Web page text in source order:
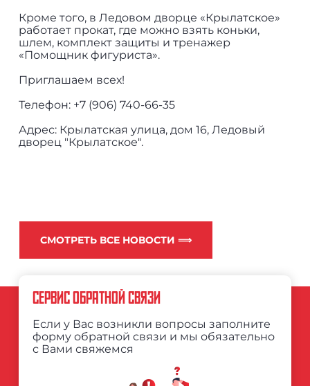
Кроме того, в Ледовом дворце «Крылатское»
работает прокат, где можно взять коньки,
шлем, комплект защиты и тренажер
«Помощник фигуриста».
Приглашаем всех!
Телефон: +7 (906) 740-66-35
Адрес: Крылатская улица, дом 16, Ледовый
дворец "Крылатское".
СМОТРЕТЬ ВСЕ НОВОСТИ ⟹
СЕРВИС ОБРАТНОЙ СВЯЗИ
Если у Вас возникли вопросы заполните
форму обратной связи и мы обязательно
с Вами свяжемся